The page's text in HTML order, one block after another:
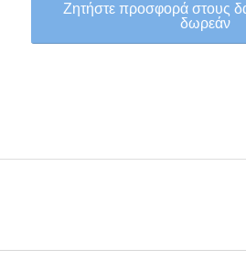
Ζητήστε προσφορά στους
δωρεάν